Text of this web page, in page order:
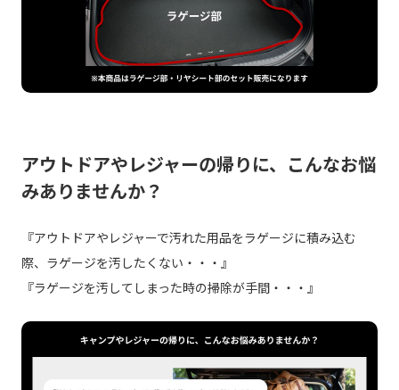
アウトドアやレジャーの帰りに、こんなお悩
みありませんか？
『アウトドアやレジャーで汚れた用品をラゲージに積み込む
際、ラゲージを汚したくない・・・』
『ラゲージを汚してしまった時の掃除が手間・・・』